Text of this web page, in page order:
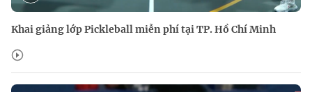
Khai giảng lớp Pickleball miễn phí tại TP. Hồ Chí Minh